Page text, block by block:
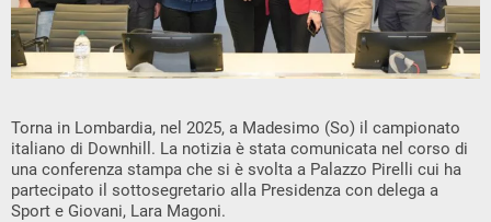
Torna in Lombardia, nel 2025, a Madesimo (So) il campionato
italiano di Downhill. La notizia è stata comunicata nel corso di
una conferenza stampa che si è svolta a Palazzo Pirelli cui ha
partecipato il sottosegretario alla Presidenza con delega a
Sport e Giovani, Lara Magoni.